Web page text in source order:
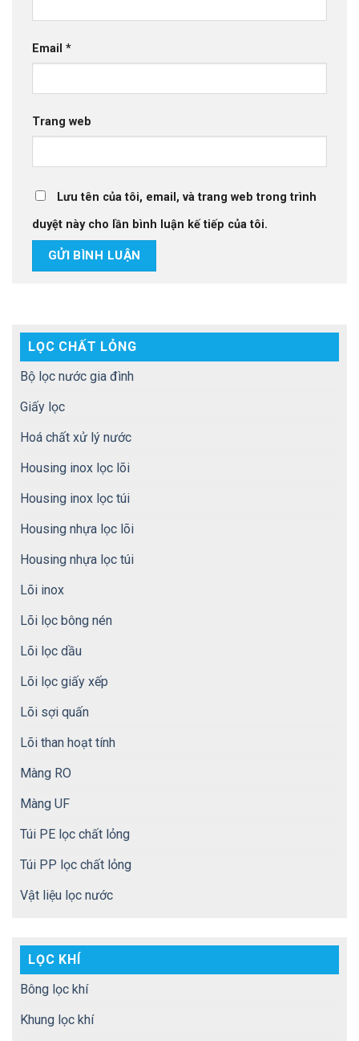
LỌC CHẤT LỎNG
Bộ lọc nước gia đình
Giấy lọc
Hoá chất xử lý nước
Housing inox lọc lõi
Housing inox lọc túi
Housing nhựa lọc lõi
Housing nhựa lọc túi
Lõi inox
Lõi lọc bông nén
Lõi lọc dầu
Lõi lọc giấy xếp
Lõi sợi quấn
Lõi than hoạt tính
Màng RO
Màng UF
Túi PE lọc chất lỏng
Túi PP lọc chất lỏng
Vật liệu lọc nước
LỌC KHÍ
Bông lọc khí
Khung lọc khí
Email *
Trang web
Lưu tên của tôi, email, và trang web trong trình
duyệt này cho lần bình luận kế tiếp của tôi.